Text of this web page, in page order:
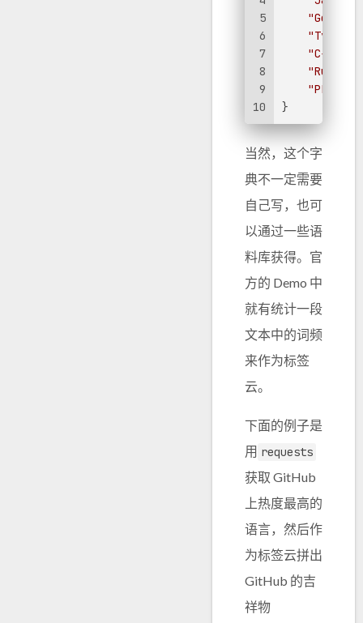
5
6
7
8
9
10
"Go"
"C++"
"Ruby"
"PHP"
}
当然，这个字
典不一定需要
自己写，也可
以通过一些语
料库获得。官
方的 Demo 中
就有统计一段
文本中的词频
来作为标签
云。
下面的例子是
用 requests
获取 GitHub
上热度最高的
语言，然后作
为标签云拼出
GitHub 的吉
祥物